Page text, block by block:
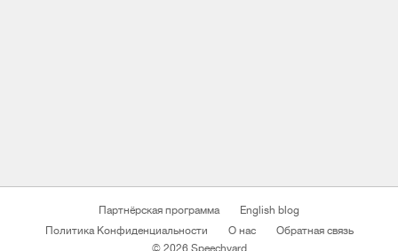
Партнёрская программа
English blog
Политика Конфиденциальности
О нас
Обратная связь
© 2026 Speechyard